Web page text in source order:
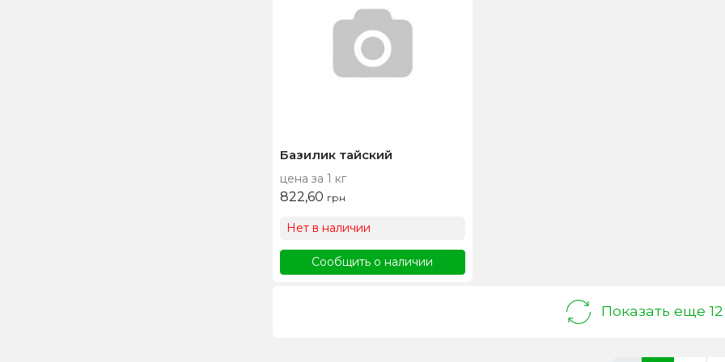
Базилик тайский
цена за 1 кг
822,60 грн
Нет в наличии
Сообщить о наличии
Показать еще